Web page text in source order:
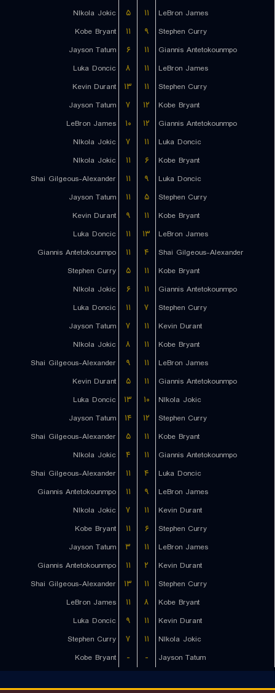
NIkola Jokic
۵ ۱۱
LeBron James
Kobe Bryant
۱۱ ۹
Stephen Curry
Jayson Tatum
۶ ۱۱
Giannis Antetokounmpo
Luka Doncic
۸ ۱۱
LeBron James
Kevin Durant
۱۳ ۱۱
Stephen Curry
Jayson Tatum
۷ ۱۲
Kobe Bryant
LeBron James
۱۰ ۱۲
Giannis Antetokounmpo
NIkola Jokic
۷ ۱۱
Luka Doncic
NIkola Jokic
۱۱ ۶
Kobe Bryant
Shai Gilgeous-Alexander
۱۱ ۹
Luka Doncic
Jayson Tatum
۱۱ ۵
Stephen Curry
Kevin Durant
۹ ۱۱
Kobe Bryant
Luka Doncic
۱۱ ۱۳
LeBron James
Giannis Antetokounmpo
۱۱ ۴
Shai Gilgeous-Alexander
Stephen Curry
۵ ۱۱
Kobe Bryant
NIkola Jokic
۶ ۱۱
Giannis Antetokounmpo
Luka Doncic
۱۱ ۷
Stephen Curry
Jayson Tatum
۷ ۱۱
Kevin Durant
NIkola Jokic
۸ ۱۱
Kobe Bryant
Shai Gilgeous-Alexander
۹ ۱۱
LeBron James
Kevin Durant
۵ ۱۱
Giannis Antetokounmpo
Luka Doncic
۱۳ ۱۰
NIkola Jokic
Jayson Tatum
۱۴ ۱۲
Stephen Curry
Shai Gilgeous-Alexander
۵ ۱۱
Kobe Bryant
NIkola Jokic
۴ ۱۱
Giannis Antetokounmpo
Shai Gilgeous-Alexander
۱۱ ۴
Luka Doncic
Giannis Antetokounmpo
۱۱ ۹
LeBron James
NIkola Jokic
۷ ۱۱
Kevin Durant
Kobe Bryant
۱۱ ۶
Stephen Curry
Jayson Tatum
۳ ۱۱
LeBron James
Giannis Antetokounmpo
۱۱ ۲
Kevin Durant
Shai Gilgeous-Alexander
۱۳ ۱۱
Stephen Curry
LeBron James
۱۱ ۸
Kobe Bryant
Luka Doncic
۹ ۱۱
Kevin Durant
Stephen Curry
۷ ۱۱
NIkola Jokic
Kobe Bryant
- - Jayson Tatum